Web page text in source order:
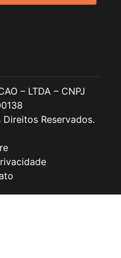
– LTDA – CNPJ
Reservados.